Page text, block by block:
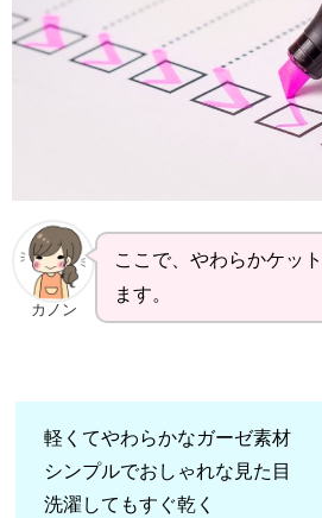
カノン
ここで、やわらかケッ
ます。
軽くてやわらかなガーゼ素材
シンプルでおしゃれな見た目
洗濯してもすぐ乾く